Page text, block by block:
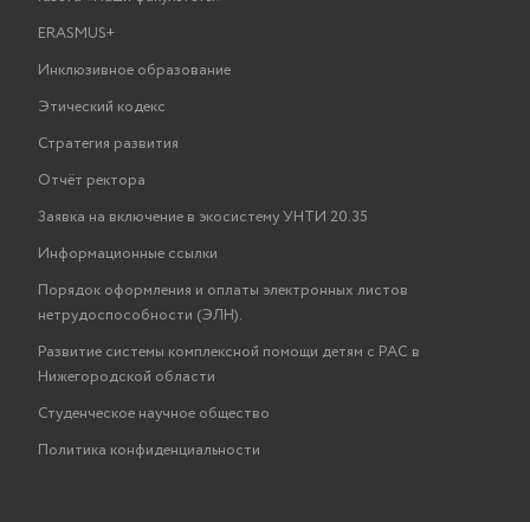
ERASMUS+
Инклюзивное образование
Этический кодекс
Стратегия развития
Отчёт ректора
Заявка на включение в экосистему УНТИ 20.35
Информационные ссылки
Порядок оформления и оплаты электронных листов
нетрудоспособности (ЭЛН).
Развитие системы комплексной помощи детям с РАС в
Нижегородской области
Студенческое научное общество
Политика конфиденциальности